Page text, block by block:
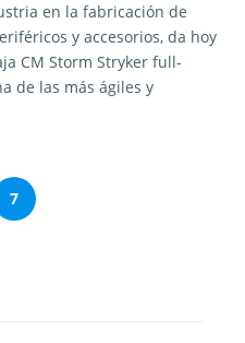
en la fabricación de
y accesorios, da hoy
CM Storm Stryker full-
de las más ágiles y
7